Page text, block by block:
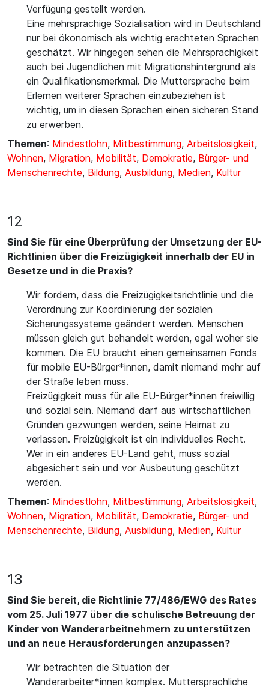
Verfügung gestellt werden.
Eine mehrsprachige Sozialisation wird in Deutschland
nur bei ökonomisch als wichtig erachteten Sprachen
geschätzt. Wir hingegen sehen die Mehrsprachigkeit
auch bei Jugendlichen mit Migrationshintergrund als
ein Qualifikationsmerkmal. Die Muttersprache beim
Erlernen weiterer Sprachen einzubeziehen ist
wichtig, um in diesen Sprachen einen sicheren Stand
zu erwerben.
Themen: Mindestlohn, Mitbestimmung, Arbeitslosigkeit,
Wohnen, Migration, Mobilität, Demokratie, Bürger- und
Menschenrechte, Bildung, Ausbildung, Medien, Kultur
12
Sind Sie für eine Überprüfung der Umsetzung der EU-
Richtlinien über die Freizügigkeit innerhalb der EU in
Gesetze und in die Praxis?
Wir fordern, dass die Freizügigkeitsrichtlinie und die
Verordnung zur Koordinierung der sozialen
Sicherungssysteme geändert werden. Menschen
müssen gleich gut behandelt werden, egal woher sie
kommen. Die EU braucht einen gemeinsamen Fonds
für mobile EU-Bürger*innen, damit niemand mehr auf
der Straße leben muss.
Freizügigkeit muss für alle EU-Bürger*innen freiwillig
und sozial sein. Niemand darf aus wirtschaftlichen
Gründen gezwungen werden, seine Heimat zu
verlassen. Freizügigkeit ist ein individuelles Recht.
Wer in ein anderes EU-Land geht, muss sozial
abgesichert sein und vor Ausbeutung geschützt
werden.
Themen: Mindestlohn, Mitbestimmung, Arbeitslosigkeit,
Wohnen, Migration, Mobilität, Demokratie, Bürger- und
Menschenrechte, Bildung, Ausbildung, Medien, Kultur
13
Sind Sie bereit, die Richtlinie 77/486/EWG des Rates
vom 25. Juli 1977 über die schulische Betreuung der
Kinder von Wanderarbeitnehmern zu unterstützen
und an neue Herausforderungen anzupassen?
Wir betrachten die Situation der
Wanderarbeiter*innen komplex. Muttersprachliche